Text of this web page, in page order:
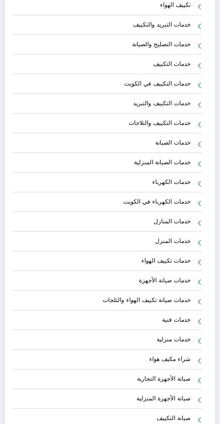
تكييف الهواء
خدمات التبريد والتكييف
خدمات التصليح والصيانة
خدمات التكييف
خدمات التكييف في الكويت
خدمات التكييف والتبريد
خدمات التكييف والثلاجات
خدمات الصيانة
خدمات الصيانة المنزلية
خدمات الكهرباء
خدمات الكهرباء في الكويت
خدمات المنازل
خدمات المنزل
خدمات تكييف الهواء
خدمات صيانة الأجهزة
خدمات صيانة تكييف الهواء والثلجات
خدمات فنية
خدمات منزلية
شراء مكيف هواء
صيانة الأجهزة التجارية
صيانة الأجهزة المنزلية
صيانة التكييف